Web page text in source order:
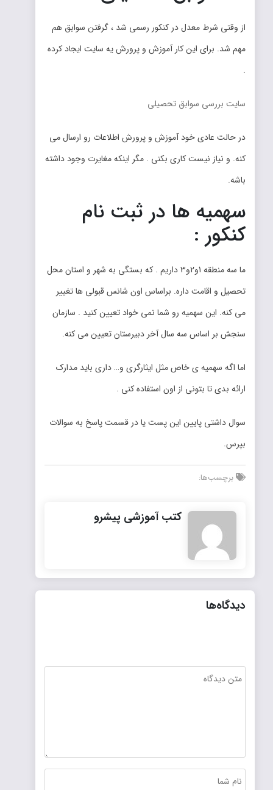
از وقتی شرط معدل در کنکور رسمی شد ، گرفتن سوابق هم
مهم شد. برای این کار آموزش و پرورش یه سایت ایجاد کرده
.
سایت بررسی سوابق تحصیلی
در حالت عادی خود آموزش و پرورش اطلاعات رو ارسال می
کنه. و نیاز نیست کاری بکنی . مگر اینکه مغایرت وجود داشته
باشه.
سهمیه ها در ثبت نام
کنکور :
ما سه منطقه 1و2و3 داریم . که بستگی به شهر و استان محل
تحصیل و اقامت داره. براساس اون شانس قبولی ها تغییر
می کنه. این سهمیه رو شما نمی خواد تعیین کنید . سازمان
سنجش بر اساس سه سال آخر دبیرستان تعیین می کنه.
اما اگه سهمیه ی خاص مثل ایثارگری و… داری باید مدارک
ارائه بدی تا بتونی از اون استفاده کنی .
سوال داشتی پایین این پست یا در قسمت پاسخ به سوالات
بپرس.
برچسب‌ها:
کتب آموزشی پیشرو
دیدگاه‌ها